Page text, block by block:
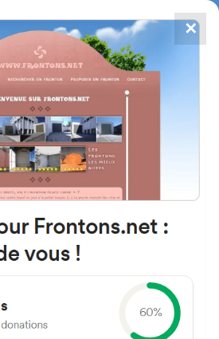
UN FRONTÓN
UN FRONTÓN
Navarra
Lorenzo 5 España
✕